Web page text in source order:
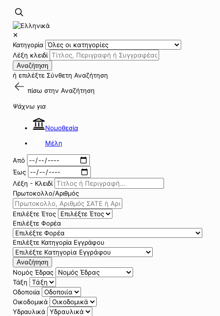
✕
Κατηγορία
Λέξη κλειδί
Αναζήτηση
ή επιλέξτε Σύνθετη Αναζήτηση
πίσω στην Αναζήτηση
Ψάχνω για
Νομοθεσία
Μέλη
Από
Έως
Λέξη - Κλειδί
Πρωτοκολλο/Αριθμός
Επιλέξτε Έτος
Επιλέξτε Φορέα
Επιλέξτε Κατηγορία Εγγράφου
Αναζήτηση
Νομός Έδρας
Τάξη
Οδοποιία
Οικοδομικά
Υδραυλικά